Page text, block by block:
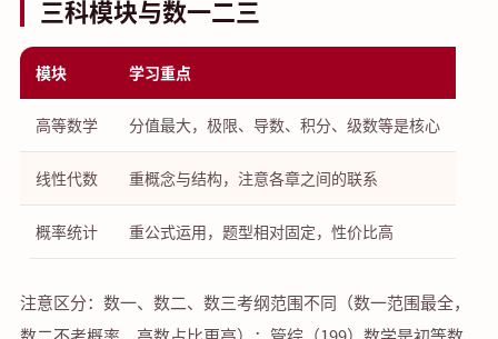
三科模块与数一二三
模块 学习重点
高等数学 分值最大，极限、导数、积分、级数等是核心
线性代数 重概念与结构，注意各章之间的联系
概率统计 重公式运用，题型相对固定，性价比高
注意区分：数一、数二、数三考纲范围不同（数一范围最全，